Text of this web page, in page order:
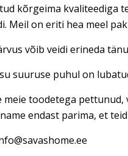
kõrgeima kvaliteediga
Meil on eriti hea meel
võib veidi erineda
suuruse puhul on
meie toodetega
endast parima, et